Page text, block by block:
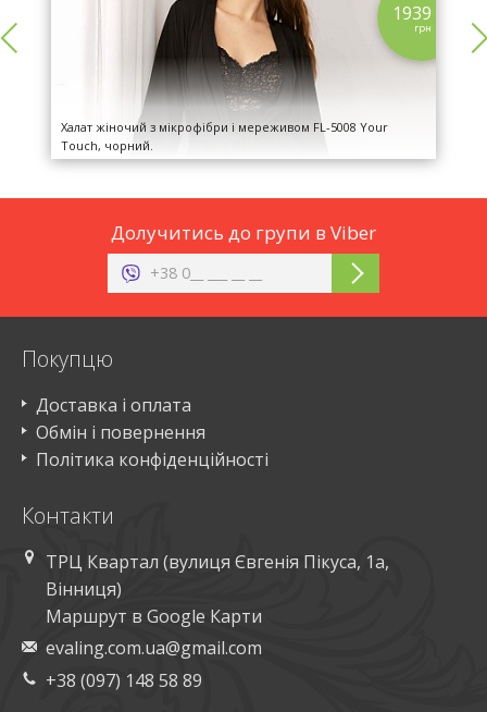
1939
грн
Халат жіночий з мікрофібри і мереживом FL-5008 Your
Touch, чорний.
Долучитись до групи в Viber
Покупцю
Доставка і оплата
Обмін і повернення
Політика конфіденційності
Контакти
ТРЦ Квартал (вулиця Євгенія Пікуса, 1а,
Вінниця)
Маршрут в Google Карти
evaling.com.ua@gmail.com
+38 (097) 148 58 89